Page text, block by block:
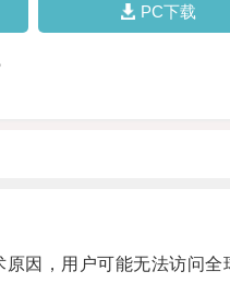
PC下载
，用户可能无法访问全